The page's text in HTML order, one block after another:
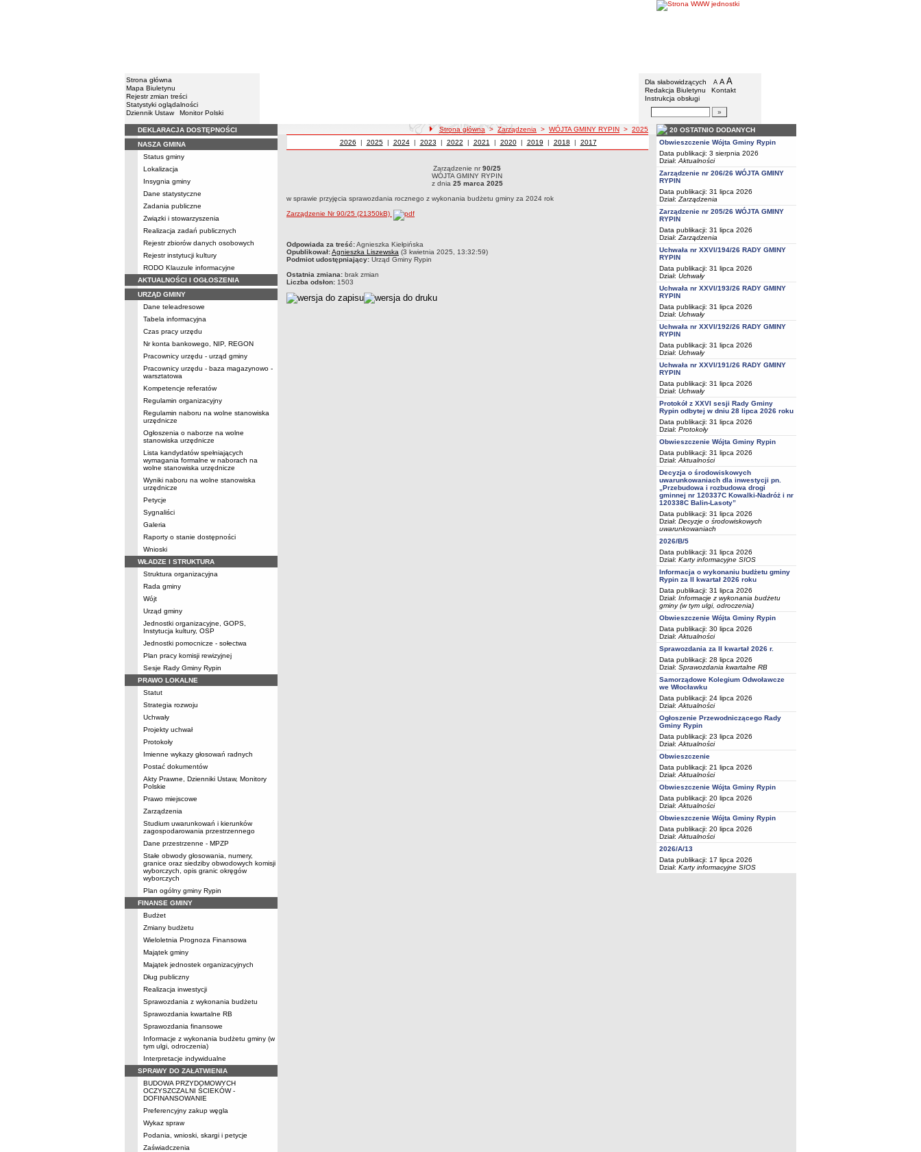
Strona główna
Mapa Biuletynu
Rejestr zmian treści
Statystyki oglądalności
Dziennik Ustaw
Monitor Polski
Gmina Rypin
Menu dodatkowe
Dla słabowidzących A pomniejsz czcionkę
A standardowy rozmiar czcionki
A
Redakcja Biuletynu
Kontakt
Instrukcja obsługi
Wyszukiwarka artykułów
Menu
DEKLARACJA DOSTĘPNOŚCI
NASZA GMINA
Status gminy
Lokalizacja
Insygnia gminy
Dane statystyczne
Zadania publiczne
Związki i stowarzyszenia
Realizacja zadań publicznych
Rejestr zbiorów danych osobowych
Rejestr instytucji kultury
RODO Klauzule informacyjne
AKTUALNOŚCI I OGŁOSZENIA
URZĄD GMINY
Dane teleadresowe
Tabela informacyjna
Czas pracy urzędu
Nr konta bankowego, NIP, REGON
Pracownicy urzędu - urząd gminy
Pracownicy urzędu - baza magazynowo -
warsztatowa
Kompetencje referatów
Regulamin organizacyjny
Regulamin naboru na wolne stanowiska
urzędnicze
Ogłoszenia o naborze na wolne
stanowiska urzędnicze
Lista kandydatów spełniających
wymagania formalne w naborach na
wolne stanowiska urzędnicze
Wyniki naboru na wolne stanowiska
urzędnicze
Petycje
Sygnaliści
Galeria
Raporty o stanie dostępności
Wnioski
WŁADZE I STRUKTURA
Struktura organizacyjna
Rada gminy
Wójt
Urząd gminy
Jednostki organizacyjne, GOPS,
Instytucja kultury, OSP
Jednostki pomocnicze - sołectwa
Plan pracy komisji rewizyjnej
Sesje Rady Gminy Rypin
PRAWO LOKALNE
Statut
Strategia rozwoju
Uchwały
Projekty uchwał
Protokoły
Imienne wykazy głosowań radnych
Postać dokumentów
Akty Prawne, Dzienniki Ustaw, Monitory
Polskie
Prawo miejscowe
Zarządzenia
Studium uwarunkowań i kierunków
zagospodarowania przestrzennego
Dane przestrzenne - MPZP
Stałe obwody głosowania, numery,
granice oraz siedziby obwodowych komisji
wyborczych, opis granic okręgów
wyborczych
Plan ogólny gminy Rypin
FINANSE GMINY
Budżet
Zmiany budżetu
Wieloletnia Prognoza Finansowa
Majątek gminy
Majątek jednostek organizacyjnych
Dług publiczny
Realizacja inwestycji
Sprawozdania z wykonania budżetu
Sprawozdania kwartalne RB
Sprawozdania finansowe
Informacje z wykonania budżetu gminy (w
tym ulgi, odroczenia)
Interpretacje indywidualne
SPRAWY DO ZAŁATWIENIA
BUDOWA PRZYDOMOWYCH
OCZYSZCZALNI ŚCIEKÓW -
DOFINANSOWANIE
Preferencyjny zakup węgla
Wykaz spraw
Podania, wnioski, skargi i petycje
Zaświadczenia
ścieżka nawigacji
Strona główna > Zarządzenia > WÓJTA GMINY RYPIN > 2025
Zarządzenia z roku
2026 WÓJTA GMINY RYPIN
| Zarządzenia z roku
2025WÓJTA GMINY RYPIN
| Zarządzenia z roku
2024WÓJTA GMINY RYPIN
| Zarządzenia z roku
2023 WÓJTA GMINY RYPIN
| Zarządzenia z roku
2022 WÓJTA GMINY RYPIN
| Zarządzenia z roku
2021 WÓJTA GMINY RYPIN
| Zarządzenia z roku
2020WÓJTA GMINY RYPIN
| Zarządzenia z roku
2019 WÓJTA GMINY RYPIN
| Zarządzenia z roku
2018 WÓJTA GMINY RYPIN
| Zarządzenia z roku
2017 WÓJTA GMINY RYPIN
Zarządzenie nr 90/25WÓJTA GMINY RYPINz dnia 25 marca 2025w sprawie przyjęcia sprawozdania rocznego z wykonania budżetu gminy za 2024 rok
Zarządzenie nr90/25
WÓJTA GMINY RYPIN
z dnia 25 marca 2025
w sprawie przyjęcia sprawozdania rocznego z wykonania budżetu gminy za 2024 rok
Zarządzenie Nr 90/25 (21350kB)
metryczka
Odpowiada za treść:Agnieszka Kiełpińska
Opublikował:Agnieszka Liszewska (3 kwietnia 2025, 13:32:59)
Podmiot udostępniający: Urząd Gminy Rypin
Ostatnia zmiana: brak zmian
Liczba odsłon: 1503
20 OSTATNIO DODANYCH
Obwieszczenie Wójta Gminy Rypin
Data publikacji: 3 sierpnia 2026
Dział: Aktualności
Zarządzenie nr 206/26 WÓJTA GMINY
RYPIN
Data publikacji: 31 lipca 2026
Dział: Zarządzenia
Zarządzenie nr 205/26 WÓJTA GMINY
RYPIN
Data publikacji: 31 lipca 2026
Dział: Zarządzenia
Uchwała nr XXVI/194/26 RADY GMINY
RYPIN
Data publikacji: 31 lipca 2026
Dział: Uchwały
Uchwała nr XXVI/193/26 RADY GMINY
RYPIN
Data publikacji: 31 lipca 2026
Dział: Uchwały
Uchwała nr XXVI/192/26 RADY GMINY
RYPIN
Data publikacji: 31 lipca 2026
Dział: Uchwały
Uchwała nr XXVI/191/26 RADY GMINY
RYPIN
Data publikacji: 31 lipca 2026
Dział: Uchwały
Protokół z XXVI sesji Rady Gminy
Rypin odbytej w dniu 28 lipca 2026 roku
Data publikacji: 31 lipca 2026
Dział: Protokoły
Obwieszczenie Wójta Gminy Rypin
Data publikacji: 31 lipca 2026
Dział: Aktualności
Decyzja o środowiskowych
uwarunkowaniach dla inwestycji pn.
„Przebudowa i rozbudowa drogi
gminnej nr 120337C Kowalki-Nadróż i nr
120338C Balin-Lasoty”
Data publikacji: 31 lipca 2026
Dział: Decyzje o środowiskowych
uwarunkowaniach
2026/B/5
Data publikacji: 31 lipca 2026
Dział: Karty informacyjne SIOS
Informacja o wykonaniu budżetu gminy
Rypin za II kwartał 2026 roku
Data publikacji: 31 lipca 2026
Dział: Informacje z wykonania budżetu
gminy (w tym ulgi, odroczenia)
Obwieszczenie Wójta Gminy Rypin
Data publikacji: 30 lipca 2026
Dział: Aktualności
Sprawozdania za II kwartał 2026 r.
Data publikacji: 28 lipca 2026
Dział: Sprawozdania kwartalne RB
Samorządowe Kolegium Odwoławcze
we Włocławku
Data publikacji: 24 lipca 2026
Dział: Aktualności
Ogłoszenie Przewodniczącego Rady
Gminy Rypin
Data publikacji: 23 lipca 2026
Dział: Aktualności
Obwieszczenie
Data publikacji: 21 lipca 2026
Dział: Aktualności
Obwieszczenie Wójta Gminy Rypin
Data publikacji: 20 lipca 2026
Dział: Aktualności
Obwieszczenie Wójta Gminy Rypin
Data publikacji: 20 lipca 2026
Dział: Aktualności
2026/A/13
Data publikacji: 17 lipca 2026
Dział: Karty informacyjne SIOS